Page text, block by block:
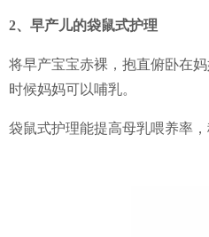
2、 早产儿的袋鼠式护理
将早产宝宝赤裸，抱直俯卧在
时候妈妈可以哺乳。
袋鼠式护理能提高母乳喂养率